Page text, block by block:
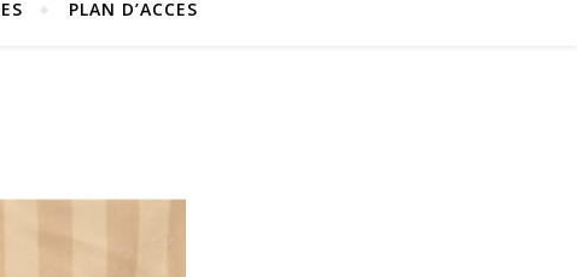
PLAN D’ACCES